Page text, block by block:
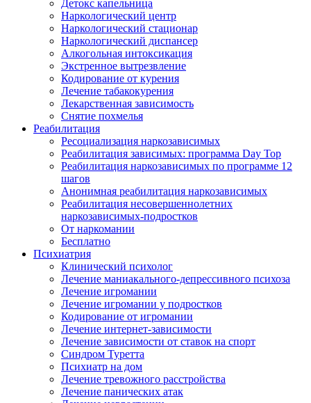
Детокс капельница
Наркологический центр
Наркологический стационар
Наркологический диспансер
Алкогольная интоксикация
Экстренное вытрезвление
Кодирование от курения
Лечение табакокурения
Лекарственная зависимость
Снятие похмелья
Реабилитация
Ресоциализация наркозависимых
Реабилитация зависимых: программа Day Top
Реабилитация наркозависимых по программе 12
шагов
Анонимная реабилитация наркозависимых
Реабилитация несовершеннолетних
наркозависимых-подростков
От наркомании
Бесплатно
Психиатрия
Клинический психолог
Лечение маниакального-депрессивного психоза
Лечение игромании
Лечение игромании у подростков
Кодирование от игромании
Лечение интернет-зависимости
Лечение зависимости от ставок на спорт
Синдром Туретта
Психиатр на дом
Лечение тревожного расстройства
Лечение панических атак